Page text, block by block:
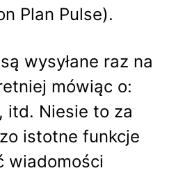
Plan Pulse).
wysyłane raz na
mówiąc o:
itd. Niesie to za
istotne funkcje
wiadomości